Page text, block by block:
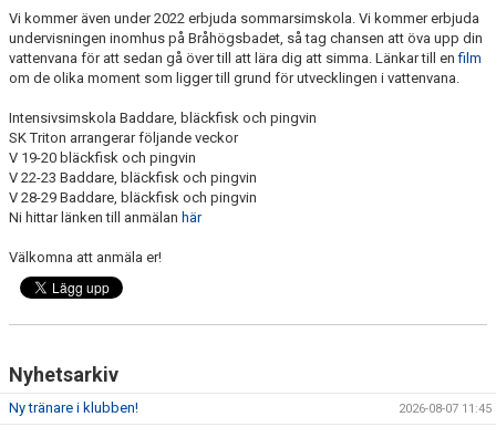
Vi kommer även under 2022 erbjuda sommarsimskola. Vi kommer erbjuda
undervisningen inomhus på Bråhögsbadet, så tag chansen att öva upp din
vattenvana för att sedan gå över till att lära dig att simma. Länkar till enfilm
om de olika moment som ligger till grund för utvecklingen i vattenvana.
Intensivsimskola Baddare, bläckfisk och pingvin
SK Triton arrangerar följande veckor
V 19-20 bläckfisk och pingvin
V 22-23 Baddare, bläckfisk och pingvin
V 28-29 Baddare, bläckfisk och pingvin
Ni hittar länken till anmälan här
Välkomna att anmäla er!
Nyhetsarkiv
Ny tränare i klubben! 2026-08-07 11:45